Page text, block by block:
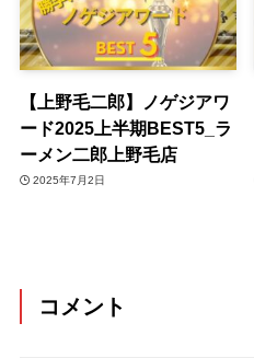
【上野毛二郎】ノゲジアワ
ード2025上半期BEST5_ラ
ーメン二郎上野毛店
2025年7月2日
コメント